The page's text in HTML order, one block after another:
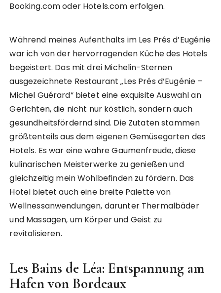
Booking.com oder Hotels.com erfolgen.
Während meines Aufenthalts im Les Prés d’Eugénie
war ich von der hervorragenden Küche des Hotels
begeistert. Das mit drei Michelin-Sternen
ausgezeichnete Restaurant „Les Prés d’Eugénie –
Michel Guérard“ bietet eine exquisite Auswahl an
Gerichten, die nicht nur köstlich, sondern auch
gesundheitsfördernd sind. Die Zutaten stammen
größtenteils aus dem eigenen Gemüsegarten des
Hotels. Es war eine wahre Gaumenfreude, diese
kulinarischen Meisterwerke zu genießen und
gleichzeitig mein Wohlbefinden zu fördern. Das
Hotel bietet auch eine breite Palette von
Wellnessanwendungen, darunter Thermalbäder
und Massagen, um Körper und Geist zu
revitalisieren.
Les Bains de Léa: Entspannung am
Hafen von Bordeaux